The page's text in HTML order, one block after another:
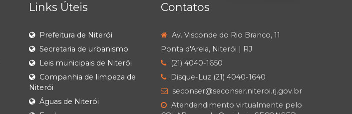
Links Úteis
Prefeitura de Niterói
Secretaria de urbanismo
Leis municipais de Niterói
Companhia de limpeza de
Niterói
Águas de Niterói
Contatos
Av. Visconde do Rio Branco, 11
Ponta d'Areia, Niterói | RJ
(21) 4040-1650
Disque-Luz (21) 4040-1640
seconser@seconser.niteroi.rj.gov.br
Atendendimento virtualmente pelo